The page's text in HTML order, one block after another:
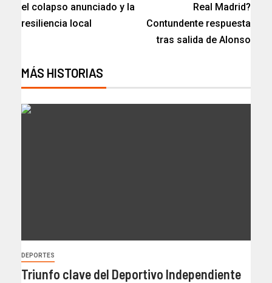
el colapso anunciado y la
resiliencia local
Real Madrid?
Contundente respuesta
tras salida de Alonso
MÁS HISTORIAS
DEPORTES
Triunfo clave del Deportivo Independiente